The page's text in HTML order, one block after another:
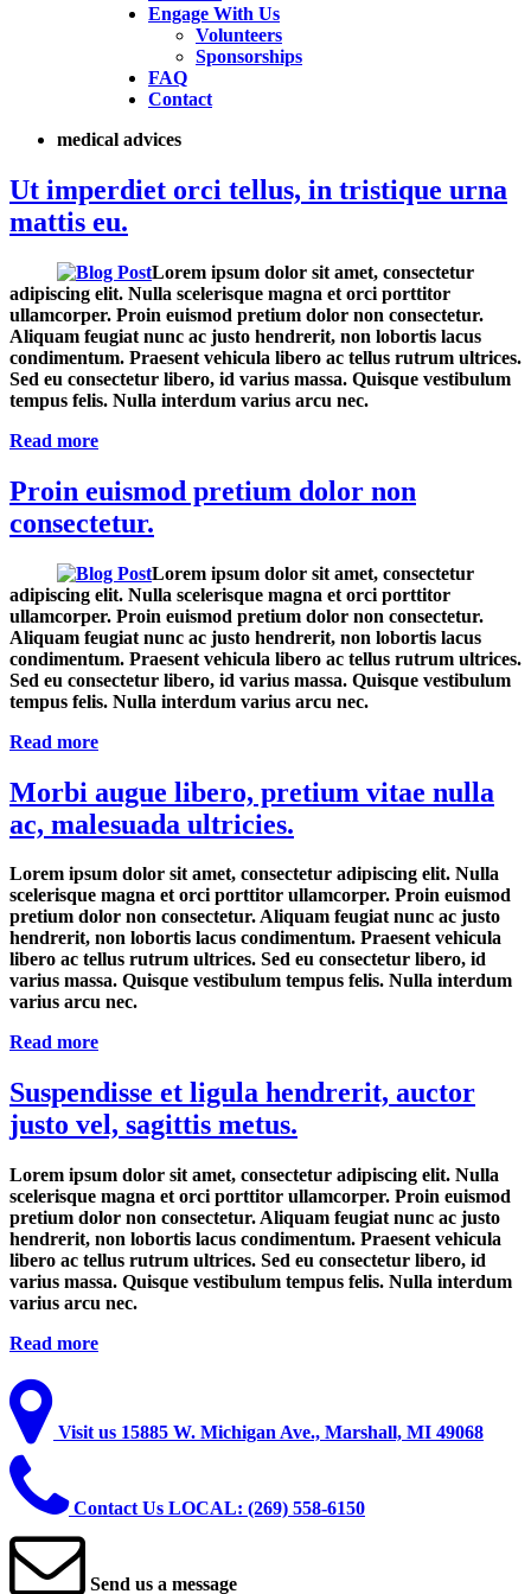
Engage With Us
Volunteers
Sponsorships
FAQ
Contact
medical advices
Ut imperdiet orci tellus, in tristique urna
mattis eu.
Lorem ipsum dolor sit amet, consectetur
adipiscing elit. Nulla scelerisque magna et orci porttitor
ullamcorper. Proin euismod pretium dolor non consectetur.
Aliquam feugiat nunc ac justo hendrerit, non lobortis lacus
condimentum. Praesent vehicula libero ac tellus rutrum ultrices.
Sed eu consectetur libero, id varius massa. Quisque vestibulum
tempus felis. Nulla interdum varius arcu nec.
Read more
Proin euismod pretium dolor non
consectetur.
Lorem ipsum dolor sit amet, consectetur
adipiscing elit. Nulla scelerisque magna et orci porttitor
ullamcorper. Proin euismod pretium dolor non consectetur.
Aliquam feugiat nunc ac justo hendrerit, non lobortis lacus
condimentum. Praesent vehicula libero ac tellus rutrum ultrices.
Sed eu consectetur libero, id varius massa. Quisque vestibulum
tempus felis. Nulla interdum varius arcu nec.
Read more
Morbi augue libero, pretium vitae nulla
ac, malesuada ultricies.
Lorem ipsum dolor sit amet, consectetur adipiscing elit. Nulla
scelerisque magna et orci porttitor ullamcorper. Proin euismod
pretium dolor non consectetur. Aliquam feugiat nunc ac justo
hendrerit, non lobortis lacus condimentum. Praesent vehicula
libero ac tellus rutrum ultrices. Sed eu consectetur libero, id
varius massa. Quisque vestibulum tempus felis. Nulla interdum
varius arcu nec.
Read more
Suspendisse et ligula hendrerit, auctor
justo vel, sagittis metus.
Lorem ipsum dolor sit amet, consectetur adipiscing elit. Nulla
scelerisque magna et orci porttitor ullamcorper. Proin euismod
pretium dolor non consectetur. Aliquam feugiat nunc ac justo
hendrerit, non lobortis lacus condimentum. Praesent vehicula
libero ac tellus rutrum ultrices. Sed eu consectetur libero, id
varius massa. Quisque vestibulum tempus felis. Nulla interdum
varius arcu nec.
Read more
Visit us 15885 W. Michigan Ave., Marshall, MI 49068
Contact Us LOCAL: (269) 558-6150
Send us a message